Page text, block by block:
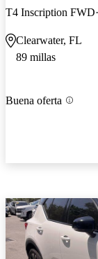
T4 Inscription FWD
Clearwater, FL
89 millas
Buena oferta